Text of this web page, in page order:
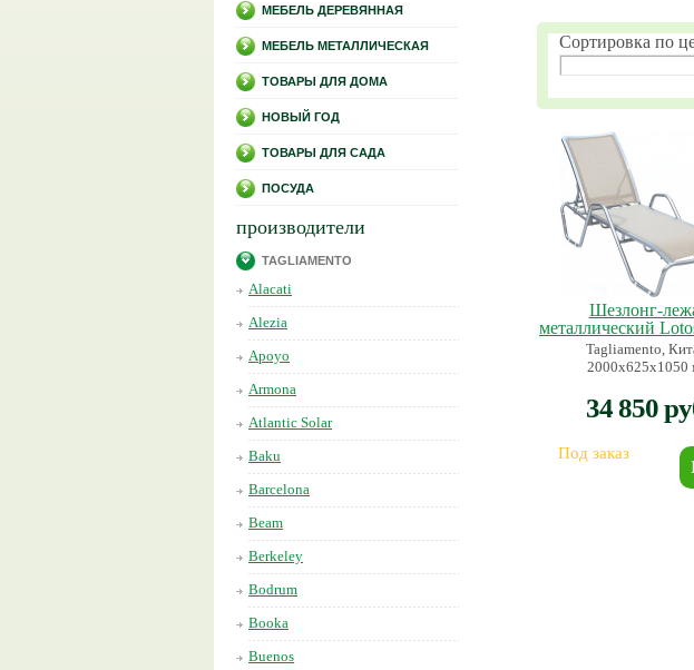
МЕБЕЛЬ ДЕРЕВЯННАЯ
МЕБЕЛЬ МЕТАЛЛИЧЕСКАЯ
ТОВАРЫ ДЛЯ ДОМА
НОВЫЙ ГОД
ТОВАРЫ ДЛЯ САДА
ПОСУДА
производители
TAGLIAMENTO
Alacati
Alezia
Apoyo
Armona
Atlantic Solar
Baku
Barcelona
Beam
Berkeley
Bodrum
Booka
Buenos
Сортировка по
Шезлонг-
металлический
Tagliamento,
2000х625х1050
34 850
Под заказ